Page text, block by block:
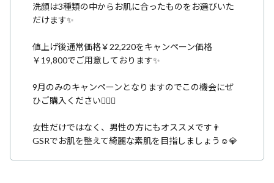
洗顔は3種類の中からお肌に合ったものをお選びいた
だけます✨
値上げ後通常価格￥22,220をキャンペーン価格
￥19,800でご用意しております✨
9月のみのキャンペーンとなりますのでこの機会にぜ
ひご購入ください💁🏻‍♀️
女性だけではなく、男性の方にもオススメです👨
GSRでお肌を整えて綺麗な素肌を目指しましょう☺️💎